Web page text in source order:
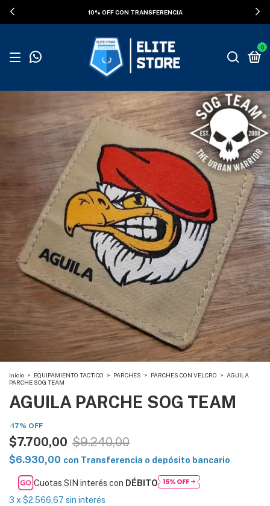
10% OFF CON TRANSFERENCIA
0
Inicio > EQUIPAMIENTO TACTICO > PARCHES > PARCHES CON VELCRO > AGUILA
PARCHE SOG TEAM
AGUILA PARCHE SOG TEAM
-17% OFF
$7.700,00 $9.240,00
$6.930,00 con Transferencia o depósito bancario
Cuotas SIN interés con DÉBITO
3 x $2.566,67 sin interés